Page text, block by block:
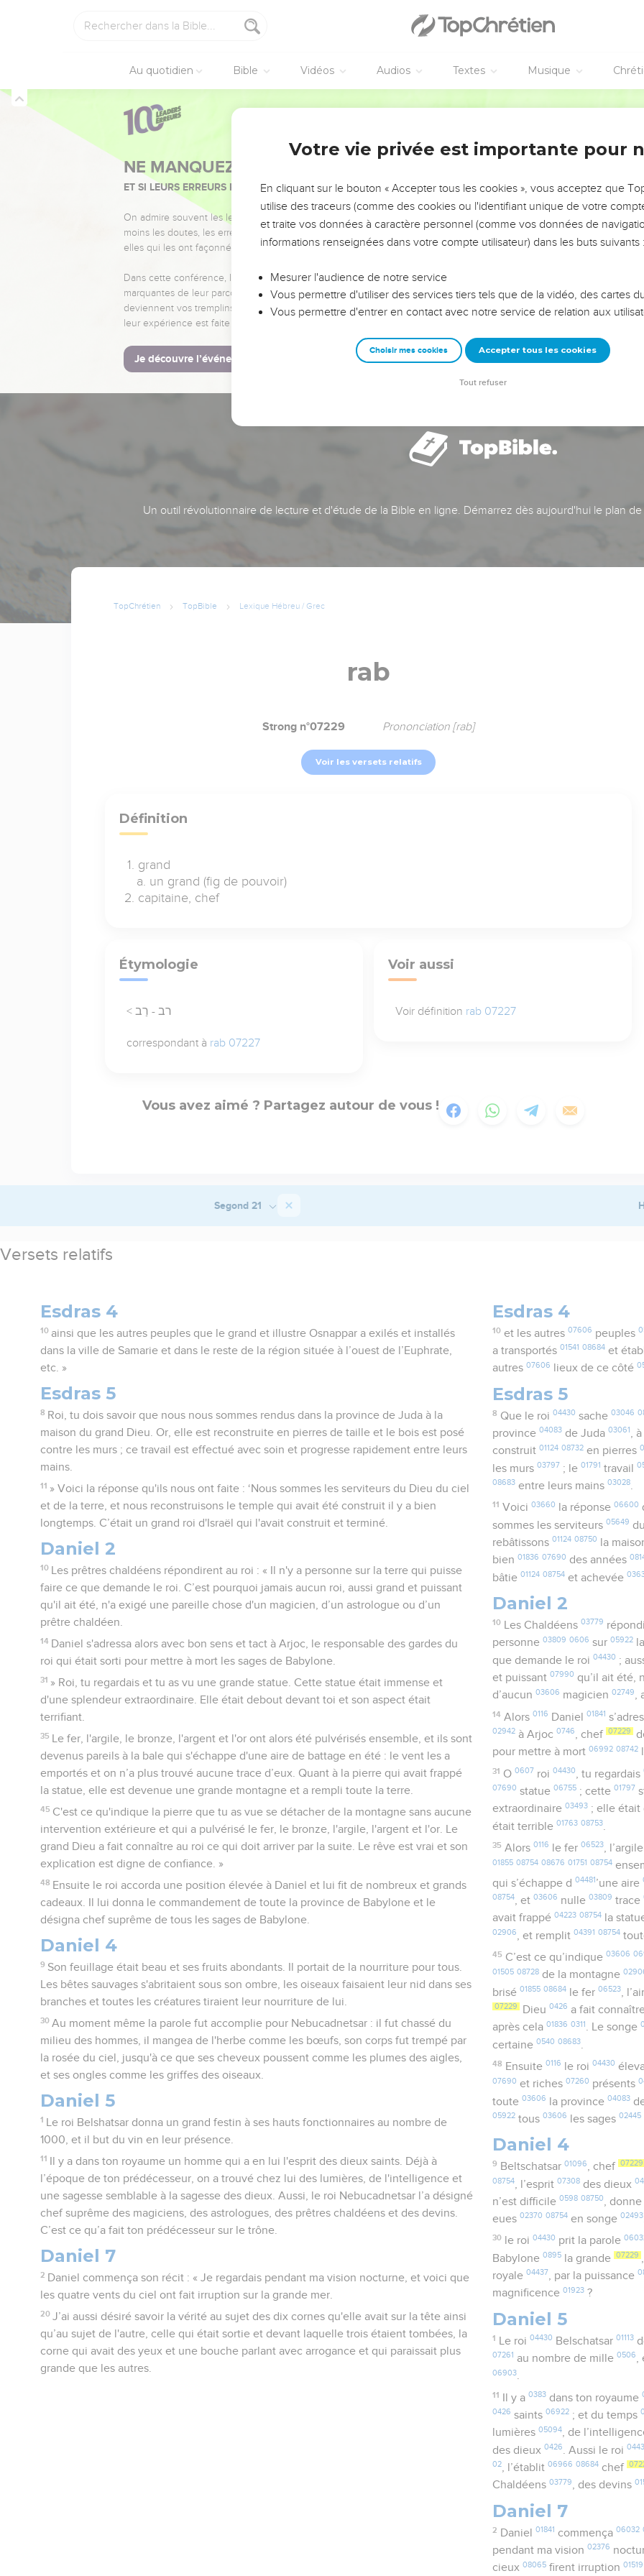
Au quotidien Bible Vidéos Audios Textes Musique
NE MANQUEZ PAS L’ÉVÉNEMENT DE L’ANNÉE !
ET SI LEURS ERREURS POUVAIENT VOUS ÉVITER LES VOTRES ?
On admire souvent les leaders pour leurs réussites, leur impact, leur foi ou leur vision. Mais on voit
moins les doutes, les erreurs et les saisons difficiles qu'ils ont traversés, alors même que ce sont
elles qui les ont façonnés.
Dans cette conférence, leaders, entrepreneurs, et responsables reviennent sur les erreurs
marquantes de leur parcours et les clés pour avancer avec plus de sagesse afin que leurs erreurs
deviennent vos tremplins. Que vous guidiez un ministère, une équipe, un groupe ou une famille,
leur expérience est faite pour vous.
Je découvre l’événement
Un outil révolutionnaire de lecture et d'étude de la Bible en ligne. Démarrez dès aujourd'hui le plan
TopChrétien TopBible Lexique Hébreu / Grec
rab
Strong n°07229 Prononciation [rab]
Voir les versets relatifs
Définition
grand
un grand (fig de pouvoir)
capitaine, chef
Étymologie
< רב - רַב
correspondant à rab 07227
Voir aussi
Voir définition rab 07227
Vous avez aimé ? Partagez autour de vous !
Segond 21
Versets relatifs
Esdras 4
10 ainsi que les autres peuples que le grand et illustre Osnappar a exilés et installés
dans la ville de Samarie et dans le reste de la région située à l’ouest de l’Euphrate,
etc. »
Esdras 5
8 Roi, tu dois savoir que nous nous sommes rendus dans la province de Juda à la
maison du grand Dieu. Or, elle est reconstruite en pierres de taille et le bois est posé
contre les murs ; ce travail est effectué avec soin et progresse rapidement entre leurs
mains.
11 » Voici la réponse qu'ils nous ont faite : ‘Nous sommes les serviteurs du Dieu du ciel
et de la terre, et nous reconstruisons le temple qui avait été construit il y a bien
longtemps. C’était un grand roi d'Israël qui l'avait construit et terminé.
Daniel 2
10
Les prêtres chaldéens répondirent au roi : « Il n'y a personne sur la terre qui puisse
faire ce que demande le roi. C’est pourquoi jamais aucun roi, aussi grand et puissant
qu'il ait été, n'a exigé une pareille chose d'un magicien, d’un astrologue ou d’un
prêtre chaldéen.
14 Daniel s'adressa alors avec bon sens et tact à Arjoc, le responsable des gardes du
roi qui était sorti pour mettre à mort les sages de Babylone.
31 » Roi, tu regardais et tu as vu une grande statue. Cette statue était immense et
d'une splendeur extraordinaire. Elle était debout devant toi et son aspect était
terrifiant.
35
Le fer, l'argile, le bronze, l'argent et l'or ont alors été pulvérisés ensemble, et ils sont
devenus pareils à la bale qui s'échappe d'une aire de battage en été : le vent les a
emportés et on n’a plus trouvé aucune trace d’eux. Quant à la pierre qui avait frappé
la statue, elle est devenue une grande montagne et a rempli toute la terre.
45 C'est ce qu'indique la pierre que tu as vue se détacher de la montagne sans aucune
intervention extérieure et qui a pulvérisé le fer, le bronze, l'argile, l'argent et l'or. Le
grand Dieu a fait connaître au roi ce qui doit arriver par la suite. Le rêve est vrai et son
explication est digne de confiance. »
48 Ensuite le roi accorda une position élevée à Daniel et lui fit de nombreux et grands
cadeaux. Il lui donna le commandement de toute la province de Babylone et le
désigna chef suprême de tous les sages de Babylone.
Daniel 4
9 Son feuillage était beau et ses fruits abondants. Il portait de la nourriture pour tous.
Les bêtes sauvages s'abritaient sous son ombre, les oiseaux faisaient leur nid dans ses
branches et toutes les créatures tiraient leur nourriture de lui.
30 Au moment même la parole fut accomplie pour Nebucadnetsar : il fut chassé du
milieu des hommes, il mangea de l'herbe comme les bœufs, son corps fut trempé par
la rosée du ciel, jusqu'à ce que ses cheveux poussent comme les plumes des aigles,
et ses ongles comme les griffes des oiseaux.
Daniel 5
1
Le roi Belshatsar donna un grand festin à ses hauts fonctionnaires au nombre de
1000, et il but du vin en leur présence.
11
Il y a dans ton royaume un homme qui a en lui l'esprit des dieux saints. Déjà à
l’époque de ton prédécesseur, on a trouvé chez lui des lumières, de l'intelligence et
une sagesse semblable à la sagesse des dieux. Aussi, le roi Nebucadnetsar l’a désigné
chef suprême des magiciens, des astrologues, des prêtres chaldéens et des devins.
C’est ce qu’a fait ton prédécesseur sur le trône.
Daniel 7
2 Daniel commença son récit : « Je regardais pendant ma vision nocturne, et voici que
les quatre vents du ciel ont fait irruption sur la grande mer.
20 J’ai aussi désiré savoir la vérité au sujet des dix cornes qu'elle avait sur la tête ainsi
qu’au sujet de l'autre, celle qui était sortie et devant laquelle trois étaient tombées, la
corne qui avait des yeux et une bouche parlant avec arrogance et qui paraissait plus
grande que les autres.
Esdras 4
10 et les autres 07606 peuples
a transportés01541 08684 et
autres07606 lieux de ce côté
Esdras 5
8 Que le roi 04430 sache 03046
province04083 de Juda03061 ,
construit01124 08732 en pierres
les murs03797 ; le01791 travail
08683 entre leurs mains03028.
11 Voici 03660 la réponse 06600
sommes les serviteurs05649
rebâtissons01124 08750 la
bien01836 07690 des années
bâtie01124 08754 et achevée
Daniel 2
10 Les Chaldéens 03779
personne03809 0606 sur05922
que demande le roi04430 ;
et puissant07990 qu’il ait été,
d’aucun03606 magicien02749,
14 Alors 0116 Daniel 01841
02942 à Arjoc0746, chef 07229
pour mettre à mort06992 08742
31 O 0607 roi 04430 , tu regardais
07690 statue06755 ; cette01797
extraordinaire03493 ; elle
était terrible01763 08753
35 Alors 0116 le fer 06523, l’argile
01855 08754 08676 01751 08754
qui s’échappe d04481 ’une aire
08754, et03606 nulle03809 trace
avait frappé04223 08754 la
02906 , et remplit04391 08754
45 C’est ce qu’indique 03606
01505 08728 de la montagne
brisé01855 08684 le fer06523 ,
07229 Dieu0426 a fait
après cela01836 0311. Le songe
certaine0540 08683
48 Ensuite 0116 le roi 04430
07690 et riches07260 présents
toute03606 la province04083
05922 tous03606 les sages02445
Daniel 4
9 Beltschatsar 01096, chef 07229
08754 , l’esprit07308 des dieux
n’est difficile0598 08750 ,
eues02370 08754 en songe02493
30 le roi 04430 prit la parole
Babylone0895 la grande 07229
royale04437, par la puissance
magnificence01923 ?
Daniel 5
1 Le roi 04430 Belschatsar 01113
07261 au nombre de mille0506,
06903.
11 Il y a 0383dans ton royaume
0426 saints06922 ; et du temps
lumières05094, de
des dieux0426 . Aussi le roi
02, l’établit06966 08684 chef
Chaldéens03779, des devins
Daniel 7
2 Daniel 01841 commença 06032
pendant ma vision02376
cieux08065 firent irruption01519
Votre vie privée est importante pour
En cliquant sur le bouton « Accepter tous les cookies », vous acceptez que
utilise des traceurs (comme des cookies ou l'identifiant unique de votre
et traite vos données à caractère personnel (comme vos données de
informations renseignées dans votre compte utilisateur) dans les buts suivants :
Mesurer l'audience de notre service
Vous permettre d'utiliser des services tiers tels que de la vidéo, des cartes
Vous permettre d'entrer en contact avec notre service de relation aux
Choisir mes cookies Accepter tous les cookies
Tout refuser